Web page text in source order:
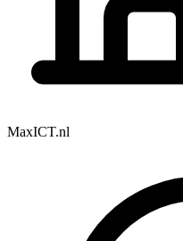
MaxICT.nl